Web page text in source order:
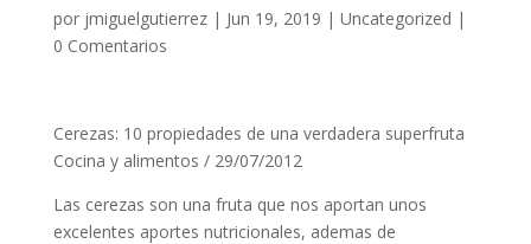
por jmiguelgutierrez| Jun 19, 2019 | Uncategorized |
0 Comentarios
Cerezas: 10 propiedades de una verdadera superfruta
Cocina y alimentos / 29/07/2012
Las cerezas son una fruta que nos aportan unos
excelentes aportes nutricionales, ademas de